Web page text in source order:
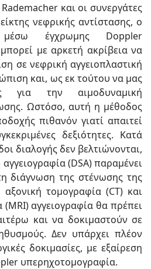
και οι συνεργάτες
νεφρικής αντίστασης, ο
μέσω έγχρωμης Doppler
με αρκετή ακρίβεια να
σε νεφρική αγγειοπλαστική
και, ως εκ τούτου να μας
για την αιμοδυναμική
Ωστόσο, αυτή η μέθοδος
πιθανόν γιατί απαιτεί
δεξιότητες. Κατά
διαλογής δεν βελτιώνονται,
(DSA) παραμένει
διάγνωση της στένωσης της
τομογραφία (CT) και
αγγειογραφία θα πρέπει
και να δοκιμαστούν σε
Δεν υπάρχει πλέον
δοκιμασίες, με εξαίρεση
υπερηχοτομογραφία.